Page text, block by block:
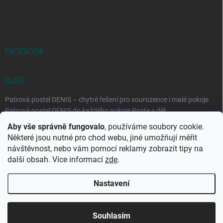
Aby vše správně fungovalo, používáme soubory cookie.
Některé jsou nutné pro chod webu, jiné umožňují měřit
návštěvnost, nebo vám pomocí reklamy zobrazit tipy na
další obsah. Více informací zde.
Nastavení
Souhlasím
FACEBOOK
BLOG
Patrová postel DENIS – chytré řešení pro sourozence i malé pokoje
Patrová postel DENIS do každého pokoje Roste s dět...
Rozkládací postele RELAX – ideální řešení pro malé prostory i
každodenní spaní
Rozkládací postel, která se přizpůsobí vašemu živo...
Copyright 2026DK-obchod.cz. Všechna práva vyhrazena.Upravit
nastavení cookies